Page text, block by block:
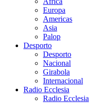
Europa
Americas
Asia
Palop
Desporto
Desporto
Nacional
Girabola
Internacional
Radio Ecclesia
Radio Ecclesia